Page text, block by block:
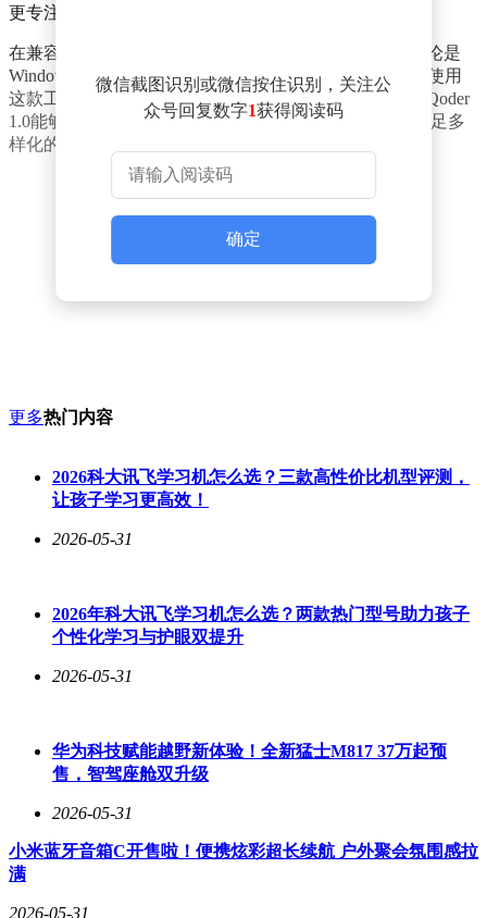
更专注于创意和需求的实现。
在兼容性方面，Qoder 1.0展现了强大的跨平台能力。无论是
Windows、macOS还是Linux系统用户，均可轻松下载并使用
这款工具，享受其带来的智能开发便利。这一特性使得Qoder
1.0能够广泛覆盖不同操作系统环境下的开发者群体，满足多
样化的开发需求。
微信截图识别或微信按住识别，关注公
众号回复数字1获得阅读码
确定
更多热门内容
2026科大讯飞学习机怎么选？三款高性价比机型评测，
让孩子学习更高效！
2026-05-31
2026年科大讯飞学习机怎么选？两款热门型号助力孩子
个性化学习与护眼双提升
2026-05-31
华为科技赋能越野新体验！全新猛士M817 37万起预
售，智驾座舱双升级
2026-05-31
小米蓝牙音箱C开售啦！便携炫彩超长续航 户外聚会氛围感拉
满
2026-05-31